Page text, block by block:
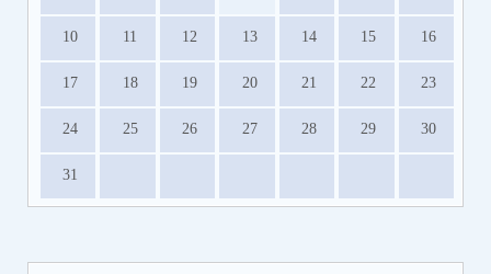
10 11 12 13 14 15 16
17 18 19 20 21 22 23
24 25 26 27 28 29 30
31